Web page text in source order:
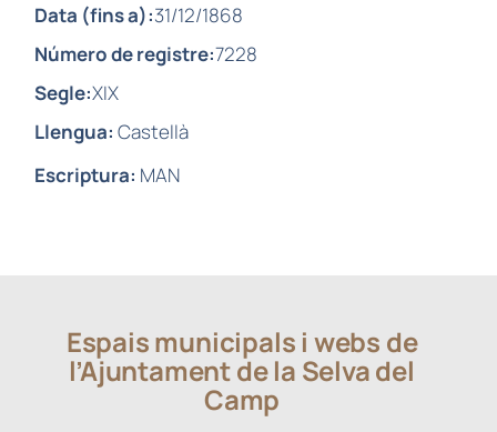
Data (fins a):31/12/1868
Número de registre:7228
Segle:XIX
Llengua: Castellà
Escriptura: MAN
Espais municipals i webs de
l’Ajuntament de la Selva del
Camp